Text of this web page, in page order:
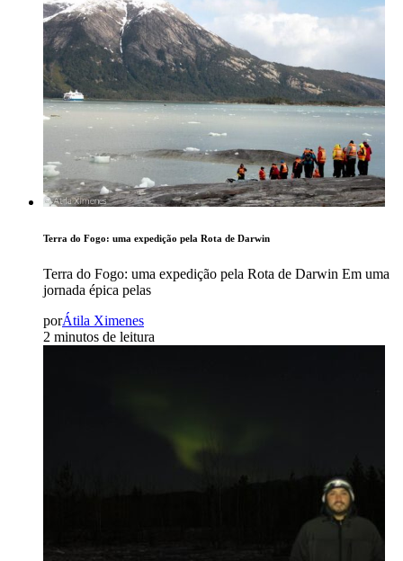
Terra do Fogo: uma expedição pela Rota de Darwin
Terra do Fogo: uma expedição pela Rota de Darwin Em uma
jornada épica pelas
porÁtila Ximenes
2 minutos de leitura